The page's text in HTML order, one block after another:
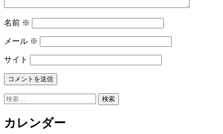
名前 ※
メール ※
サイト
検
カレンダー